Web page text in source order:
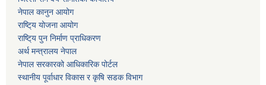
नेपाल कानुन आयोग
राष्टि्य योजना आयोग
राष्टि्य पुन निर्माण प्राधिकरण
अर्थ मन्त्रालय नेपाल
नेपाल सरकारको आधिकारिक पोर्टल
स्थानीय पूर्वाधार विकास र कृषि सडक विभाग